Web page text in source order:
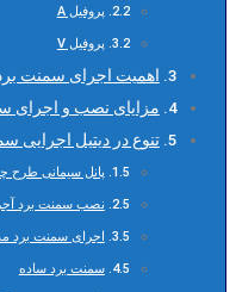
پروفیل A
پروفیل V
اهمیت اجرای سمنت برد
مزایای نصب و اجرای
تنوع در دیتیل اجرایی
پانل سیمانی طرح
نصب سمنت برد
اجرای سمنت برد
سمنت برد ساده